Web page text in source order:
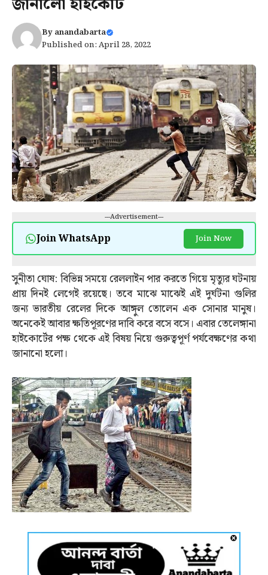
Byanandabarta
Published on: April 28, 2022
---Advertisement---
Join WhatsApp Join Now
সুনীতা ঘোষ: বিভিন্ন সময়ে রেললাইন পার করতে গিয়ে মৃত্যুর ঘটনায়
প্রায় দিনই লেগেই রয়েছে। তবে মাঝে মাঝেই এই দুর্ঘটনা গুলির
জন্য ভারতীয় রেলের দিকে আঙ্গুল তোলেন এক সোনার মানুষ।
অনেকেই আবার ক্ষতিপূরণের দাবি করে বসে বসে। এবার তেলেঙ্গানা
হাইকোর্টের পক্ষ থেকে এই বিষয় নিয়ে গুরুত্বপূর্ণ পর্যবেক্ষণের কথা
জানানো হলো।